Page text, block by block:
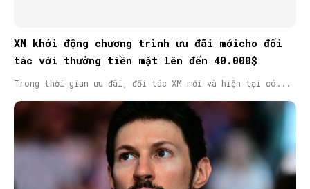
XM khởi động chương trình ưu đãi mớicho đối
tác với thưởng tiền mặt lên đến 40.000$
Trong thời gian ưu đãi, đối tác XM mới và hiện tại có...